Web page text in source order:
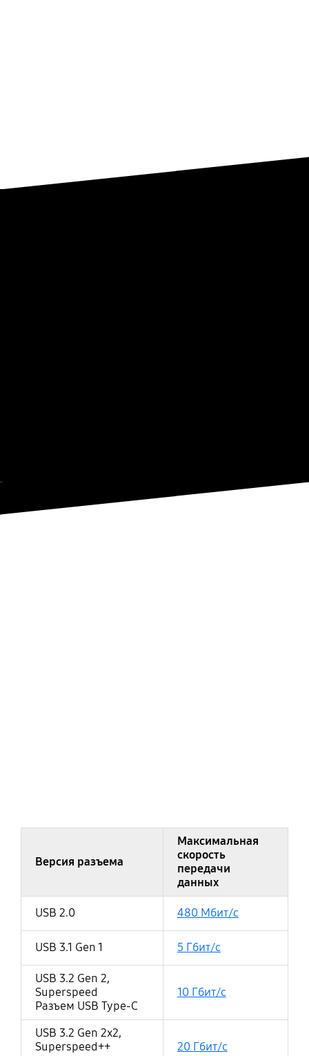
Версия разъема
Максимальная
скорость
передачи
данных
USB 2.0 480 Мбит/c
USB 3.1 Gen 1 5 Гбит/c
USB 3.2 Gen 2,
Superspeed
Разъем USB Type-C
10 Гбит/c
USB 3.2 Gen 2x2,
Superspeed++
20 Гбит/c